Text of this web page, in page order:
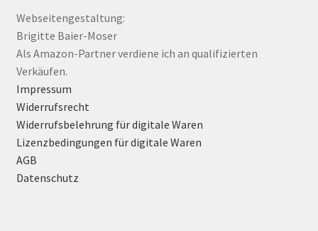
Webseitengestaltung:
Brigitte Baier-Moser
Als Amazon-Partner verdiene ich an qualifizierten
Verkäufen.
Impressum
Widerrufsrecht
Widerrufsbelehrung für digitale Waren
Lizenzbedingungen für digitale Waren
AGB
Datenschutz